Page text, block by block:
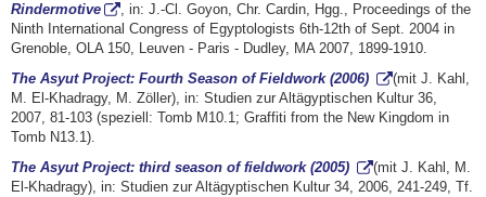
Rindermotive
, in: J.-Cl. Goyon, Chr. Cardin, Hgg., Proceedings of the
Ninth International Congress of Egyptologists 6th-12th of Sept. 2004 in
Grenoble, OLA 150, Leuven - Paris - Dudley, MA 2007, 1899-1910.
The Asyut Project: Fourth Season of Fieldwork (2006)
(mit J. Kahl,
M. El-Khadragy, M. Zöller), in: Studien zur Altägyptischen Kultur 36,
2007, 81-103 (speziell: Tomb M10.1; Graffiti from the New Kingdom in
Tomb N13.1).
The Asyut Project: third season of fieldwork (2005)
(mit J. Kahl, M.
El-Khadragy), in: Studien zur Altägyptischen Kultur 34, 2006, 241-249, Tf.